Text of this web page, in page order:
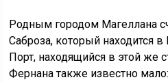
Родным городом Магеллана
Саброза, который находится в
Порт, находящийся в этой же
Фернана также известно